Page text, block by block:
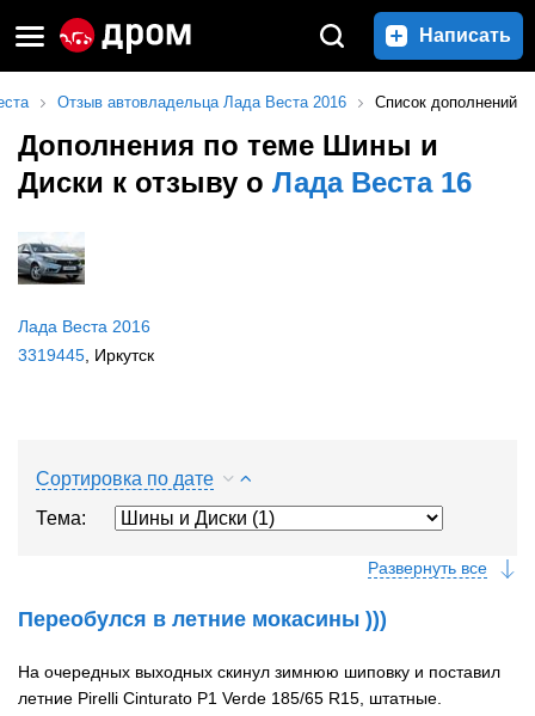
Написать
Отзыв автовладельца Лада Веста 2016 Список дополнений
Дополнения по теме Шины и
Диски к отзыву о Лада Веста 16
Лада Веста 2016
3319445 , Иркутск
Сортировка по дате
Тема:
Развернуть все
Переобулся в летние мокасины )))
На очередных выходных скинул зимнюю шиповку и поставил
летние Pirelli Cinturato P1 Verde 185/65 R15, штатные.